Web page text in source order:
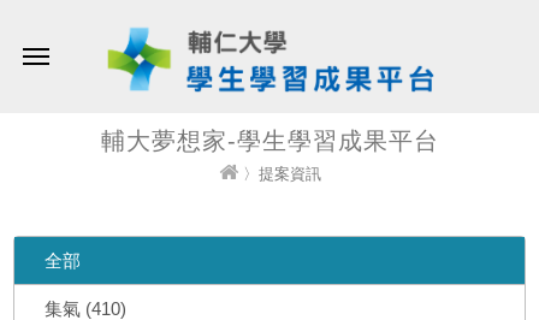
輔大夢想家-學生學習成果平台
〉提案資訊
全部
集氣 (410)